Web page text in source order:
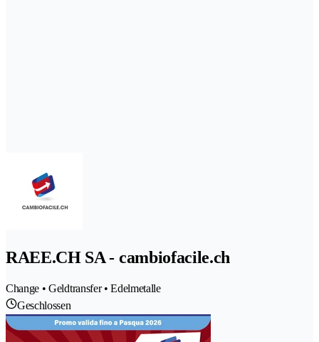
RAEE.CH SA - cambiofacile.ch
Change • Geldtransfer • Edelmetalle
Geschlossen